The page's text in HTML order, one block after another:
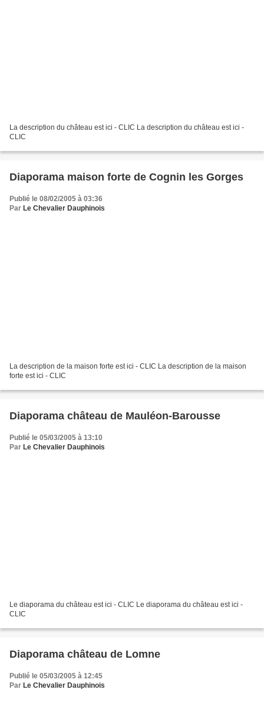
La description du château est ici - CLIC La description du château est ici -
CLIC
Diaporama maison forte de Cognin les Gorges
Publié le 08/02/2005 à 03:36
Par Le Chevalier Dauphinois
La description de la maison forte est ici - CLIC La description de la maison
forte est ici - CLIC
Diaporama château de Mauléon-Barousse
Publié le 05/03/2005 à 13:10
Par Le Chevalier Dauphinois
Le diaporama du château est ici - CLIC Le diaporama du château est ici -
CLIC
Diaporama château de Lomne
Publié le 05/03/2005 à 12:45
Par Le Chevalier Dauphinois